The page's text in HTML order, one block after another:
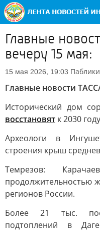
Главные
вечеру 15 мая:
15 мая 2026, 19:03 Паблики
Главные новости
Исторический дом
восстановят к 2030
Археологи в
строения крыш
Темрезов:
продолжительностью
регионов России.
Более 21 тыс.
подтоплений в